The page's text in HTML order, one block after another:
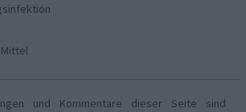
und Kommentare dieser Seite sind